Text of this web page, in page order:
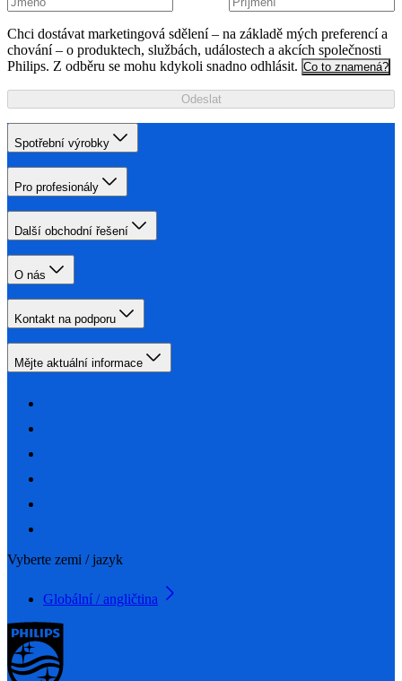
Chci dostávat marketingová sdělení – na základě mých preferencí a
chování – o produktech, službách, událostech a akcích společnosti
Philips. Z odběru se mohu kdykoli snadno odhlásit. Co to znamená?
Odeslat
Spotřební výrobky
Pro profesionály
Další obchodní řešení
O nás
Kontakt na podporu
Mějte aktuální informace
Vyberte zemi / jazyk
Globální / angličtina